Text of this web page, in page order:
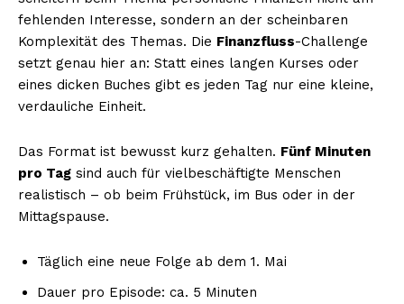
fehlenden Interesse, sondern an der scheinbaren
Komplexität des Themas. Die Finanzfluss-Challenge
setzt genau hier an: Statt eines langen Kurses oder
eines dicken Buches gibt es jeden Tag nur eine kleine,
verdauliche Einheit.
Das Format ist bewusst kurz gehalten. Fünf Minuten
pro Tag sind auch für vielbeschäftigte Menschen
realistisch – ob beim Frühstück, im Bus oder in der
Mittagspause.
Täglich eine neue Folge ab dem 1. Mai
Dauer pro Episode: ca. 5 Minuten